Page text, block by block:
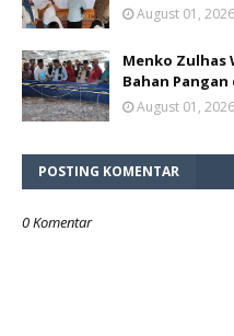
August 01, 2026
Menko Zulhas
Bahan Pangan
August 01, 2026
POSTING KOMENTAR
0 Komentar